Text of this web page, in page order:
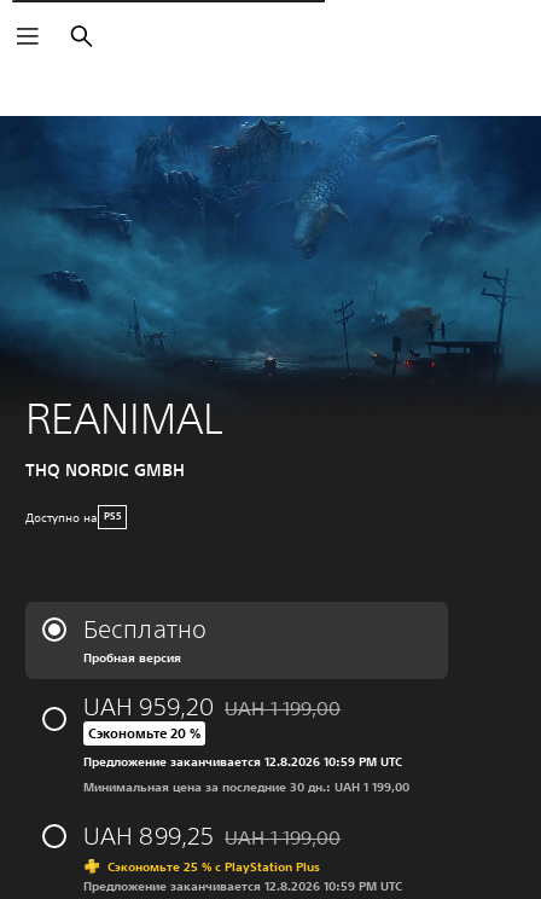
Поиск
REANIMAL
THQ NORDIC GMBH
Доступно на PS5
Бесплатно
Пробная версия
UAH 959,20 Скидка с исходной цены UAH 1 199,00
UAH 1 199,00
Сэкономьте 20 %
Предложение заканчивается 12.8.2026 10:59 PM UTC
Минимальная цена за последние 30 дн.: UAH 1 199,00
UAH 899,25 Скидка с исходной цены UAH 1 199,00
UAH 1 199,00
Сэкономьте 25 % с PlayStation Plus
Предложение заканчивается 12.8.2026 10:59 PM UTC